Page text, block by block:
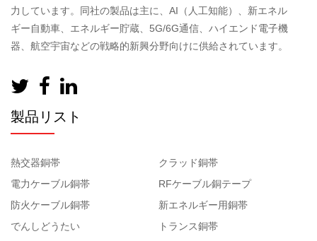
力しています。同社の製品は主に、AI（人工知能）、新エネル
ギー自動車、エネルギー貯蔵、5G/6G通信、ハイエンド電子機
器、航空宇宙などの戦略的新興分野向けに供給されています。
製品リスト
熱交器銅帯
クラッド銅帯
電力ケーブル銅帯
RFケーブル銅テープ
防火ケーブル銅帯
新エネルギー用銅帯
でんしどうたい
トランス銅帯